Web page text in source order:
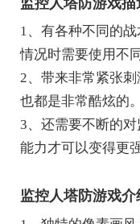
1、有各种不同的
情况时需要使用不
2、带来非常紧张
也都是非常酷炫的。
3、还需要不断的
能力才可以变得更强
监控人塔防游戏介